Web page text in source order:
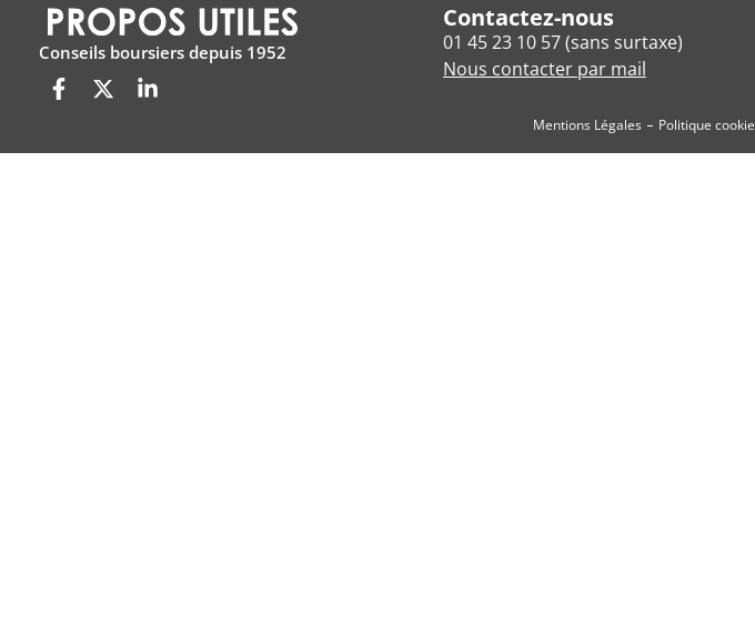
Conseils boursiers depuis 1952
Contactez-nous
01 45 23 10 57 (sans surtaxe)
Nous contacter par mail
Mentions Légales Politique cookie